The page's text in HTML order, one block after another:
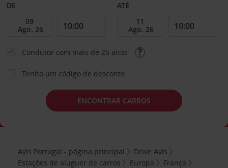
DE ATÉ
Condutor com mais de 25 anos
Tenho um código de desconto
ENCONTRAR CARROS
Avis Portugal - página principal
Drive Avis
Estações de aluguer de carros
Europa
França